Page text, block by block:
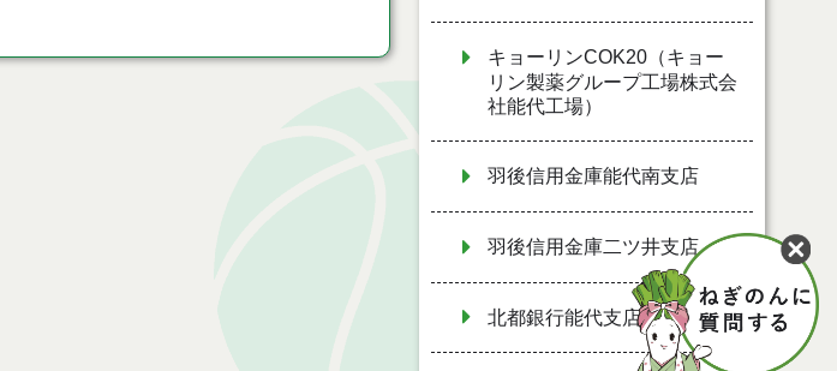
キョーリンCOK20（キョー
リン製薬グループ工場株式会
社能代工場）
羽後信用金庫能代南支店
羽後信用金庫二ツ井支店
北都銀行能代支店